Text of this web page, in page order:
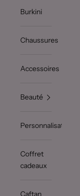
Burkini
Chaussures
Accessoires
Beauté
Personnalisation
Coffret
cadeaux
Caftan